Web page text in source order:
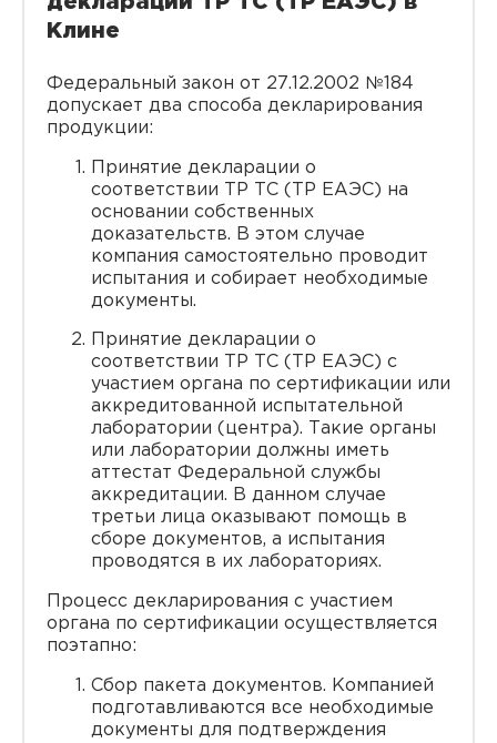
Клине
Федеральный закон от 27.12.2002 №184
допускает два способа декларирования
продукции:
Принятие декларации о
соответствии ТР ТС (ТР ЕАЭС) на
основании собственных
доказательств. В этом случае
компания самостоятельно проводит
испытания и собирает необходимые
документы.
Принятие декларации о
соответствии ТР ТС (ТР ЕАЭС) с
участием органа по сертификации или
аккредитованной испытательной
лаборатории (центра). Такие органы
или лаборатории должны иметь
аттестат Федеральной службы
аккредитации. В данном случае
третьи лица оказывают помощь в
сборе документов, а испытания
проводятся в их лабораториях.
Процесс декларирования с участием
органа по сертификации осуществляется
поэтапно:
Сбор пакета документов. Компанией
подготавливаются все необходимые
документы для подтверждения